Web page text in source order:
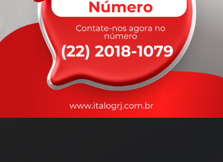
rapidez
que você precisa,
com a qualidade que vocêmerece.
Nossos motoristas são treinados para garantir a máxima
durante o transporte, com rastreamento em tempo real.